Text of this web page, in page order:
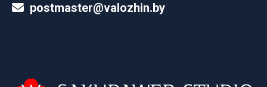
postmaster@valozhin.by